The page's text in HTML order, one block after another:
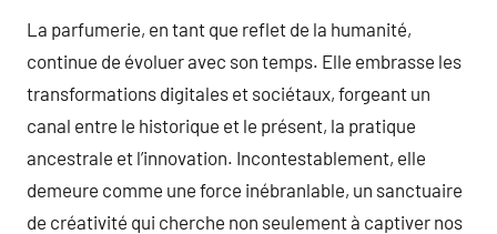
La parfumerie, en tant que reflet de la humanité,
continue de évoluer avec son temps. Elle embrasse les
transformations digitales et sociétaux, forgeant un
canal entre le historique et le présent, la pratique
ancestrale et l’innovation. Incontestablement, elle
demeure comme une force inébranlable, un sanctuaire
de créativité qui cherche non seulement à captiver nos